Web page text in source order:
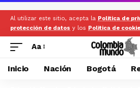
Al utilizar este sitio, acepta la Politica de
protección de datos y los Politica de
Aa
Inicio Nación Bogotá